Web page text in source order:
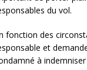
du vol.
fonction des
et
à